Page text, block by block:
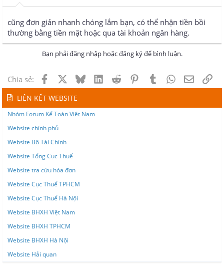
cũng đơn giản nhanh chóng lắm bạn, có thể nhận tiền bồi
thường bằng tiền mặt hoặc qua tài khoản ngân hàng.
Bạn phải đăng nhập hoặc đăng ký để bình luận.
Chia sẻ: Facebook BlueskyLinkedInReddit PinterestTumblrWhatsApp
Email
LIÊN KẾT WEBSITE
Nhóm Forum Kế Toán Việt Nam
Website chính phủ
Website Bộ Tài Chính
Website Tổng Cục Thuế
Website tra cứu hóa đơn
Website Cục Thuế TPHCM
Website Cục Thuế Hà Nội
Website BHXH Việt Nam
Website BHXH TPHCM
Website BHXH Hà Nội
Website Hải quan